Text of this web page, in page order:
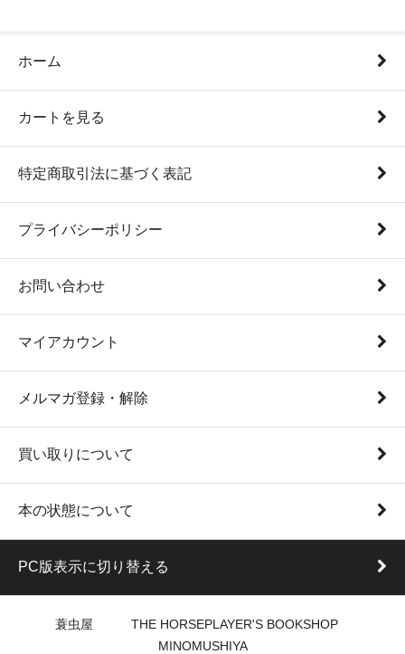
ホーム
カートを見る
特定商取引法に基づく表記
プライバシーポリシー
お問い合わせ
マイアカウント
メルマガ登録・解除
買い取りについて
本の状態について
PC版表示に切り替える
蓑虫屋 THE HORSEPLAYER'S BOOKSHOP
MINOMUSHIYA